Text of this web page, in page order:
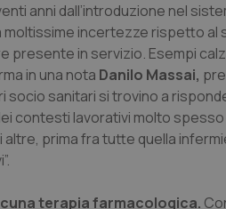
anni dall’introduzione nel
incertezze rispetto
in servizio. Esempi
in una nota Danilo Massai,
sanitari si trovino a
contesti lavorativi molto
prima fra tutte quella
terapia farmacologica.